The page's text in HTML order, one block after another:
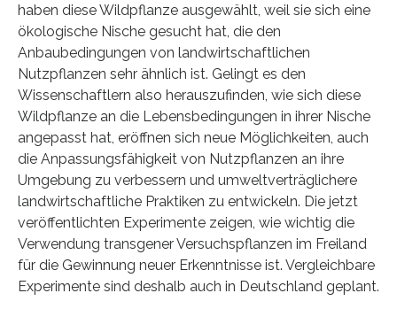
haben diese Wildpflanze ausgewählt, weil sie sich eine
ökologische Nische gesucht hat, die den
Anbaubedingungen von landwirtschaftlichen
Nutzpflanzen sehr ähnlich ist. Gelingt es den
Wissenschaftlern also herauszufinden, wie sich diese
Wildpflanze an die Lebensbedingungen in ihrer Nische
angepasst hat, eröffnen sich neue Möglichkeiten, auch
die Anpassungsfähigkeit von Nutzpflanzen an ihre
Umgebung zu verbessern und umweltverträglichere
landwirtschaftliche Praktiken zu entwickeln. Die jetzt
veröffentlichten Experimente zeigen, wie wichtig die
Verwendung transgener Versuchspflanzen im Freiland
für die Gewinnung neuer Erkenntnisse ist. Vergleichbare
Experimente sind deshalb auch in Deutschland geplant.